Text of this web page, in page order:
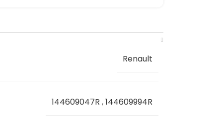
Renault
144609047R ,144609994R